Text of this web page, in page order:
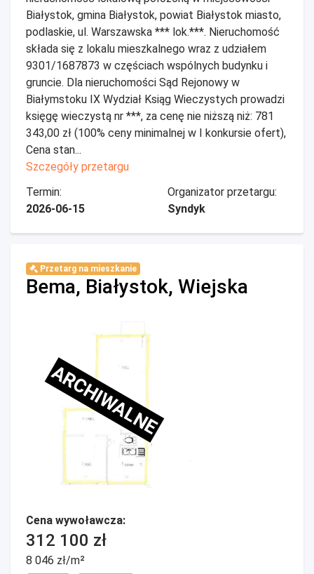
Białystok, gmina Białystok, powiat Białystok miasto,
podlaskie, ul. Warszawska *** lok.***. Nieruchomość
składa się z lokalu mieszkalnego wraz z udziałem
9301/1687873 w częściach wspólnych budynku i
gruncie. Dla nieruchomości Sąd Rejonowy w
Białymstoku IX Wydział Ksiąg Wieczystych prowadzi
księgę wieczystą nr ***, za cenę nie niższą niż: 781
343,00 zł (100% ceny minimalnej w I konkursie ofert),
Cena stan...
Szczegóły przetargu
Termin:
2026-06-15
Organizator przetargu:
Syndyk
Przetarg na mieszkanie
Bema, Białystok, Wiejska
ARCHIWALNE
Cena wywoławcza:
312 100 zł
8 046 zł/m²